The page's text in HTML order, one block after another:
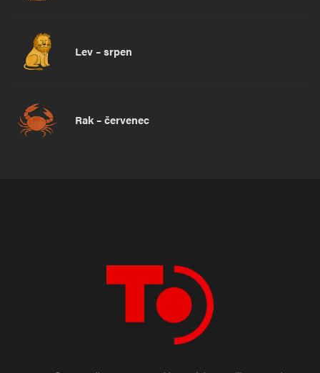
Lev – srpen
Rak – červenec